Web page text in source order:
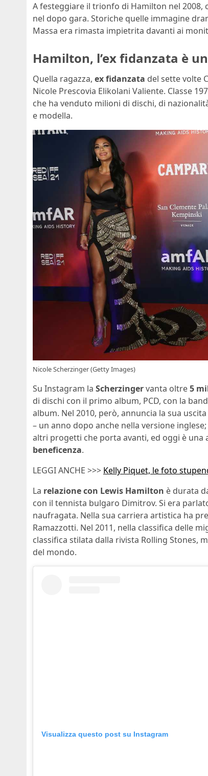
A festeggiare il trionfo di Hamilton nel 2008,
nel dopo gara. Storiche quelle immagine
Massa era rimasta impietrita davanti ai
Hamilton, l’ex fidanzata è
Quella ragazza, ex fidanzata del sette volte
Nicole Prescovia Elikolani Valiente. Classe
che ha venduto milioni di dischi, di
e modella.
Nicole Scherzinger (Getty Images)
Su Instagram la Scherzingervanta oltre5
di dischi con il primo album, PCD, con la
album. Nel 2010, però, annuncia la sua
– un anno dopo anche nella versione
altri progetti che porta avanti, ed oggi è una
beneficenza.
LEGGI ANCHE >>> Kelly Piquet, le foto
La relazione con Lewis Hamilton è durata
con il tennista bulgaro Dimitrov. Si era
naufragata. Nella sua carriera artistica ha
Ramazzotti. Nel 2011, nella classifica delle
classifica stilata dalla rivista Rolling Stones,
del mondo.
Visualizza questo post su Instagram